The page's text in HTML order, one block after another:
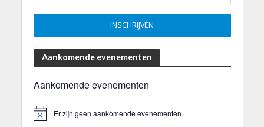
Aankomende evenementen
Aankomende evenementen
Er zijn geen aankomende evenementen.